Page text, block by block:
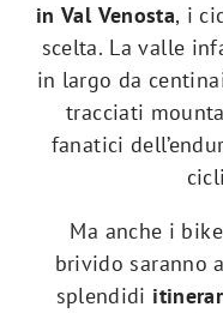
in Val Venosta, i
scelta. La valle
in largo da
tracciati
fanatici
Ma anche i
brivido saranno
splendidi